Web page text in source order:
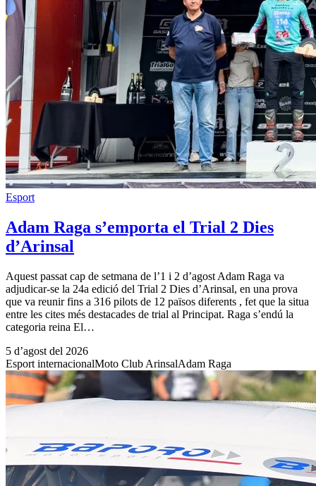
Esport
Adam Raga s’emporta el Trial 2 Dies
d’Arinsal
Aquest passat cap de setmana de l’1 i 2 d’agost Adam Raga va
adjudicar-se la 24a edició del Trial 2 Dies d’Arinsal, en una prova
que va reunir fins a 316 pilots de 12 països diferents , fet que la situa
entre les cites més destacades de trial al Principat. Raga s’endú la
categoria reina El…
5 d’agost del 2026
Esport internacionalMoto Club ArinsalAdam Raga